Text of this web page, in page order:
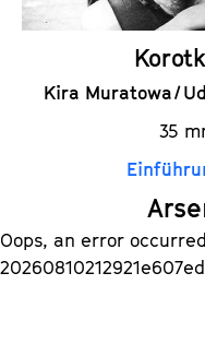
Kira Muratowa /
35
Oops, an error